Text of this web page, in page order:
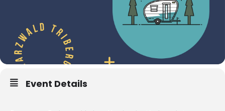
Event Details